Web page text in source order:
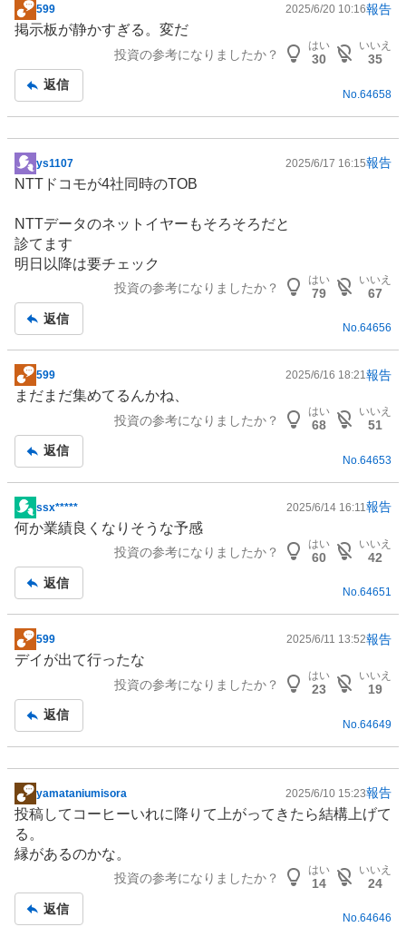
掲
示
事
599 2025/6/20 10:16報告
掲示板が静かすぎる。変だ
投資の参考になりましたか？
はい
30
いいえ
35
返信
No. 64658
掲
示
記
事
ys1107 2025/6/17 16:15報告
NTTドコモが4社同時のTOB
NTTデータのネットイヤーもそろそろだと
診てます
明日以降は要チェック
投資の参考になりましたか？
はい
79
いいえ
67
返信
No.64656
掲
示
事
599 2025/6/16 18:21報告
まだまだ集めてるんかね、
投資の参考になりましたか？
はい
68
いいえ
51
返信
No. 64653
掲
示
事
ssx***** 2025/6/14 16:11 報告
何か業績良くなりそうな予感
投資の参考になりましたか？
はい
60
いいえ
42
返信
No.64651
掲
示
事
599 2025/6/11 13:52報告
デイが出て行ったな
投資の参考になりましたか？
はい
23
いいえ
19
返信
No. 64649
掲
示
板
記
yamataniumisora 2025/6/10 15:23報告
投稿してコーヒーいれに降りて上がってきたら結構上げて
る。
縁があるのかな。
投資の参考になりましたか？
はい
14
いいえ
24
返信
No.64646